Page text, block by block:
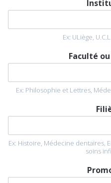
Ex: ULiège,
Faculté
Ex: Philosophie et Lettres,
Ex: Histoire, Médecine dentaires,
soins